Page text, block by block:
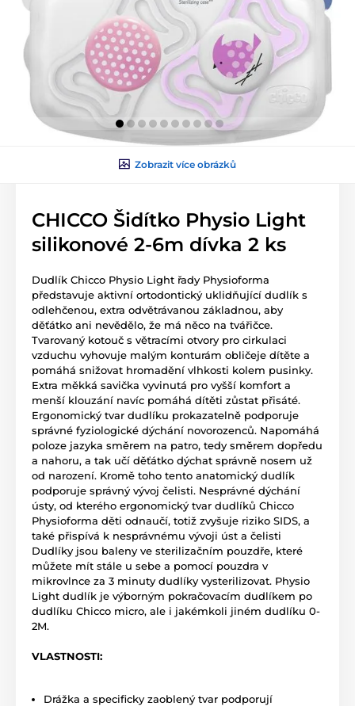
Zobrazit více obrázků
CHICCO Šidítko Physio Light
silikonové 2-6m dívka 2 ks
Dudlík Chicco Physio Light řady Physioforma
představuje aktivní ortodontický uklidňující dudlík s
odlehčenou, extra odvětrávanou základnou, aby
děťátko ani nevědělo, že má něco na tvářičce.
Tvarovaný kotouč s větracími otvory pro cirkulaci
vzduchu vyhovuje malým konturám obličeje dítěte a
pomáhá snižovat hromadění vlhkosti kolem pusinky.
Extra měkká savička vyvinutá pro vyšší komfort a
menší klouzání navíc pomáhá dítěti zůstat přisáté.
Ergonomický tvar dudlíku prokazatelně podporuje
správné fyziologické dýchání novorozenců. Napomáhá
poloze jazyka směrem na patro, tedy směrem dopředu
a nahoru, a tak učí děťátko dýchat správně nosem už
od narození. Kromě toho tento anatomický dudlík
podporuje správný vývoj čelisti. Nesprávné dýchání
ústy, od kterého ergonomický tvar dudlíků Chicco
Physioforma děti odnaučí, totiž zvyšuje riziko SIDS, a
také přispívá k nesprávnému vývoji úst a čelisti
Dudlíky jsou baleny ve sterilizačním pouzdře, které
můžete mít stále u sebe a pomocí pouzdra v
mikrovlnce za 3 minuty dudlíky vysterilizovat. Physio
Light dudlík je výborným pokračovacím dudlíkem po
dudlíku Chicco micro, ale i jakémkoli jiném dudlíku 0-
2M.
VLASTNOSTI:
Drážka a specificky zaoblený tvar podporují